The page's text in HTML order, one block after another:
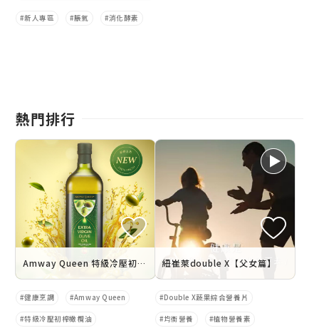
新人專區 脹氣 消化酵素
熱門排行
Amway Queen 特級冷壓初榨橄欖油 3/4上市
健康烹調 Amway Queen
特級冷壓初榨橄欖油
紐崔萊double X【父女篇】
Double X蔬果綜合營養片
均衡營養 植物營養素